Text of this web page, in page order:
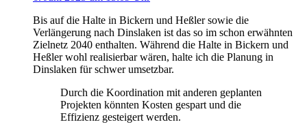
Bis auf die Halte in Bickern und Heßler sowie die
Verlängerung nach Dinslaken ist das so im schon erwähnten
Zielnetz 2040 enthalten. Während die Halte in Bickern und
Heßler wohl realisierbar wären, halte ich die Planung in
Dinslaken für schwer umsetzbar.
Durch die Koordination mit anderen geplanten
Projekten könnten Kosten gespart und die
Effizienz gesteigert werden.